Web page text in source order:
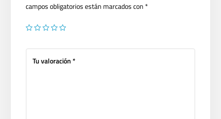
campos obligatorios están marcados con *